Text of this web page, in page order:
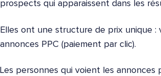
prospects qui apparaissent dans les
Elles ont une structure de prix unique
annonces PPC (paiement par clic).
Les personnes qui voient les